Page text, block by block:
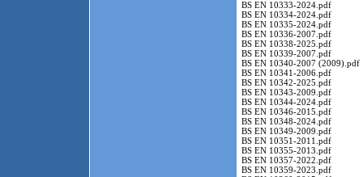
BS EN 10333-2024.pdf
BS EN 10334-2024.pdf
BS EN 10335-2024.pdf
BS EN 10336-2007.pdf
BS EN 10338-2025.pdf
BS EN 10339-2007.pdf
BS EN 10340-2007 (2009).pdf
BS EN 10341-2006.pdf
BS EN 10342-2025.pdf
BS EN 10343-2009.pdf
BS EN 10344-2024.pdf
BS EN 10346-2015.pdf
BS EN 10348-2024.pdf
BS EN 10349-2009.pdf
BS EN 10351-2011.pdf
BS EN 10355-2013.pdf
BS EN 10357-2022.pdf
BS EN 10359-2023.pdf